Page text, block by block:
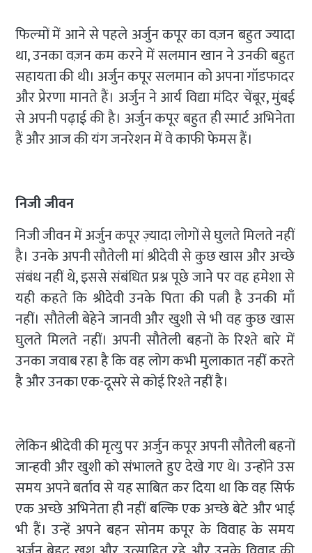
फिल्‍मों में आने से पहले अर्जुन कपूर का वज़न बहुत ज्‍यादा
था, उनका वज़न कम करने में सलमान खान ने उनकी बहुत
सहायता की थी। अर्जुन कपूर सलमान को अपना गॉडफादर
और प्रेरणा मानते हैं। अर्जुन ने आर्य विद्या मंदिर चेंबूर, मुंबई
से अपनी पढ़ाई की है। अर्जुन कपूर बहुत ही स्मार्ट अभिनेता
हैं और आज की यंग जनरेशन में वे काफी फेमस हैं।
निजी जीवन
निजी जीवन में अर्जुन कपूर ज़्यादा लोगों से घुलते मिलते नहीं
है। उनके अपनी सौतेली मां श्रीदेवी से कुछ खास और अच्छे
संबंध नहीं थे, इससे संबंधित प्रश्न पूछे जाने पर वह हमेशा से
यही कहते कि श्रीदेवी उनके पिता की पत्नी है उनकी माँ
नहीं। सौतेली बेहेने जानवी और खुशी से भी वह कुछ खास
घुलते मिलते नहीं। अपनी सौतेली बहनों के रिश्ते बारे में
उनका जवाब रहा है कि वह लोग कभी मुलाकात नहीं करते
है और उनका एक-दूसरे से कोई रिश्ते नहीं है।
लेकिन श्रीदेवी की मृत्यु पर अर्जुन कपूर अपनी सौतेली बहनों
जान्हवी और खुशी को संभालते हुए देखे गए थे। उन्होंने उस
समय अपने बर्ताव से यह साबित कर दिया था कि वह सिर्फ
एक अच्छे अभिनेता ही नहीं बल्कि एक अच्छे बेटे और भाई
भी हैं। उन्हें अपने बहन सोनम कपूर के विवाह के समय